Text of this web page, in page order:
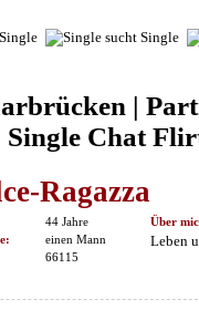
|
Single Chat
Ragazza
44 Jahre
einen Mann
66115
Über
Leben